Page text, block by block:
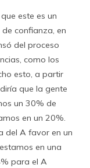
este es un
confianza, en
del proceso
como los
esto, a partir
que la gente
un 30% de
en un 20%.
del A favor en un
en una
para el A